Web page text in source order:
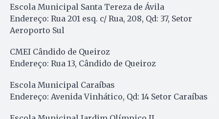
Escola Municipal Santa Tereza de Ávila
Endereço: Rua 201 esq. c/ Rua, 208, Qd: 37, Setor
Aeroporto Sul
CMEI Cândido de Queiroz
Endereço: Rua 13, Cândido de Queiroz
Escola Municipal Caraíbas
Endereço: Avenida Vinhático, Qd: 14 Setor Caraíbas